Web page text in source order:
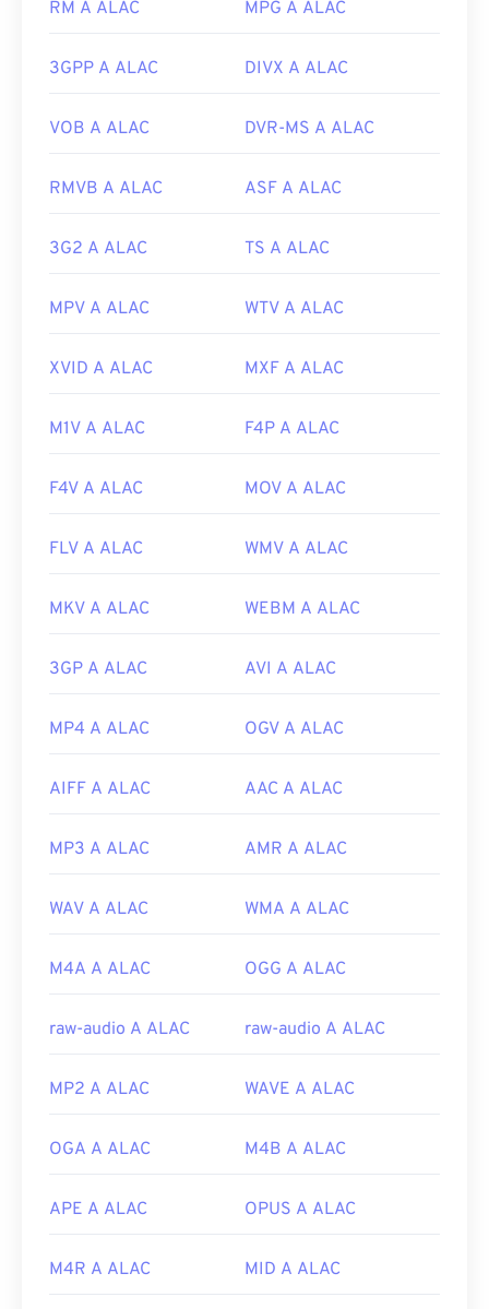
includonoFFmpeg eFLACCLper la codifica,
suggerisce la parola "free" nel nome,FLAC
Sviluppato da:
Fondazione Xiph.Org
https://en.wikipedia.org/wiki/FLAC
RM A ALAC MPG A ALAC
3GPP A ALAC DIVX A ALAC
VOB A ALAC DVR-MS A ALAC
RMVB A ALAC ASF A ALAC
3G2 A ALAC TS A ALAC
MPV A ALAC WTV A ALAC
XVID A ALAC MXF A ALAC
M1V A ALAC F4P A ALAC
F4V A ALAC MOV A ALAC
FLV A ALAC WMV A ALAC
MKV A ALAC WEBM A ALAC
3GP A ALAC AVI A ALAC
MP4 A ALAC OGV A ALAC
AIFF A ALAC AAC A ALAC
MP3 A ALAC AMR A ALAC
WAV A ALAC WMA A ALAC
M4A A ALAC OGG A ALAC
raw-audio A ALAC raw-audio A ALAC
MP2 A ALAC WAVE A ALAC
OGA A ALAC M4B A ALAC
APE A ALAC OPUS A ALAC
M4R A ALAC MID A ALAC